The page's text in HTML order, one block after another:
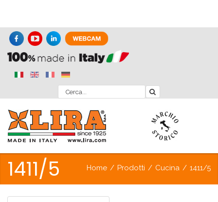
1411/5 Home / Prodotti / Cucina / 1411/5